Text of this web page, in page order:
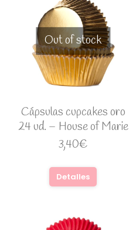
Out of stock
Cápsulas cupcakes oro
24 ud. – House of Marie
3,40€
Detalles